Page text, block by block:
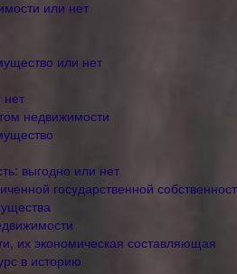
или нет
или нет
недвижимости
выгодно или нет
государственной
их экономическая составляющая
в историю